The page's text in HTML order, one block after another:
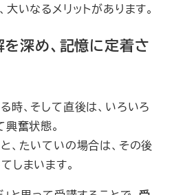
いなるメリットがあります。
深め、記憶に定着さ
時、そして直後は、いろいろ
興奮状態。
、たいていの場合は、その後
しまいます。